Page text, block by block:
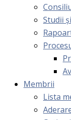
Studii
Membrii
Lista